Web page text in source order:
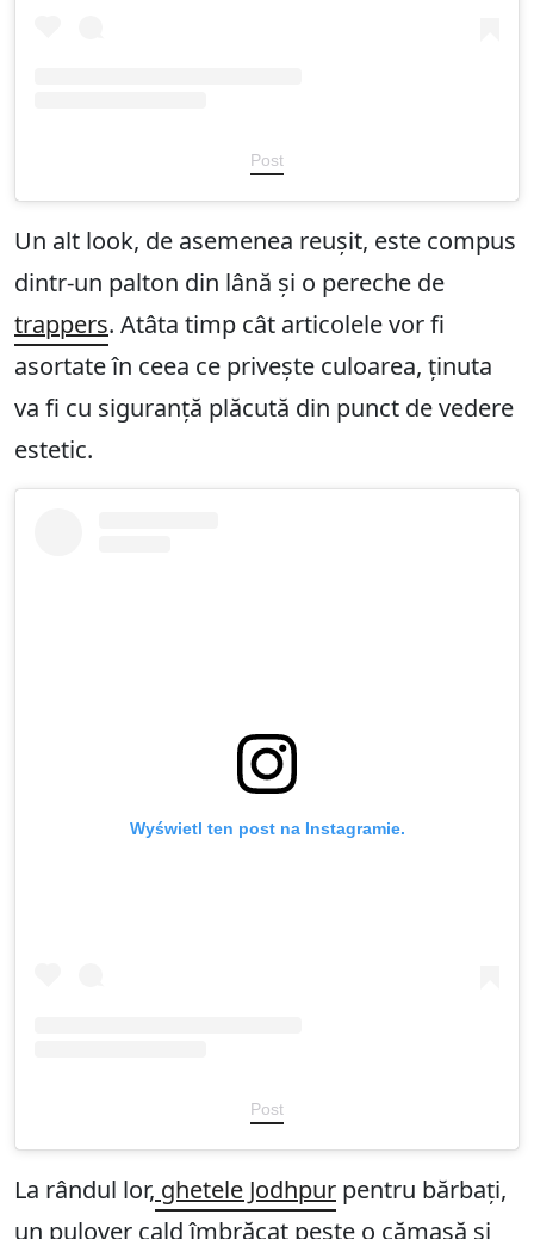
Post
Un alt look, de asemenea reușit, este compus
dintr-un palton din lână și o pereche de
trappers. Atâta timp cât articolele vor fi
asortate în ceea ce privește culoarea, ținuta
va fi cu siguranță plăcută din punct de vedere
estetic.
Wyświetl ten post na Instagramie.
Post
La rândul lor, ghetele Jodhpur pentru bărbați,
un pulover cald îmbrăcat peste o cămașă și